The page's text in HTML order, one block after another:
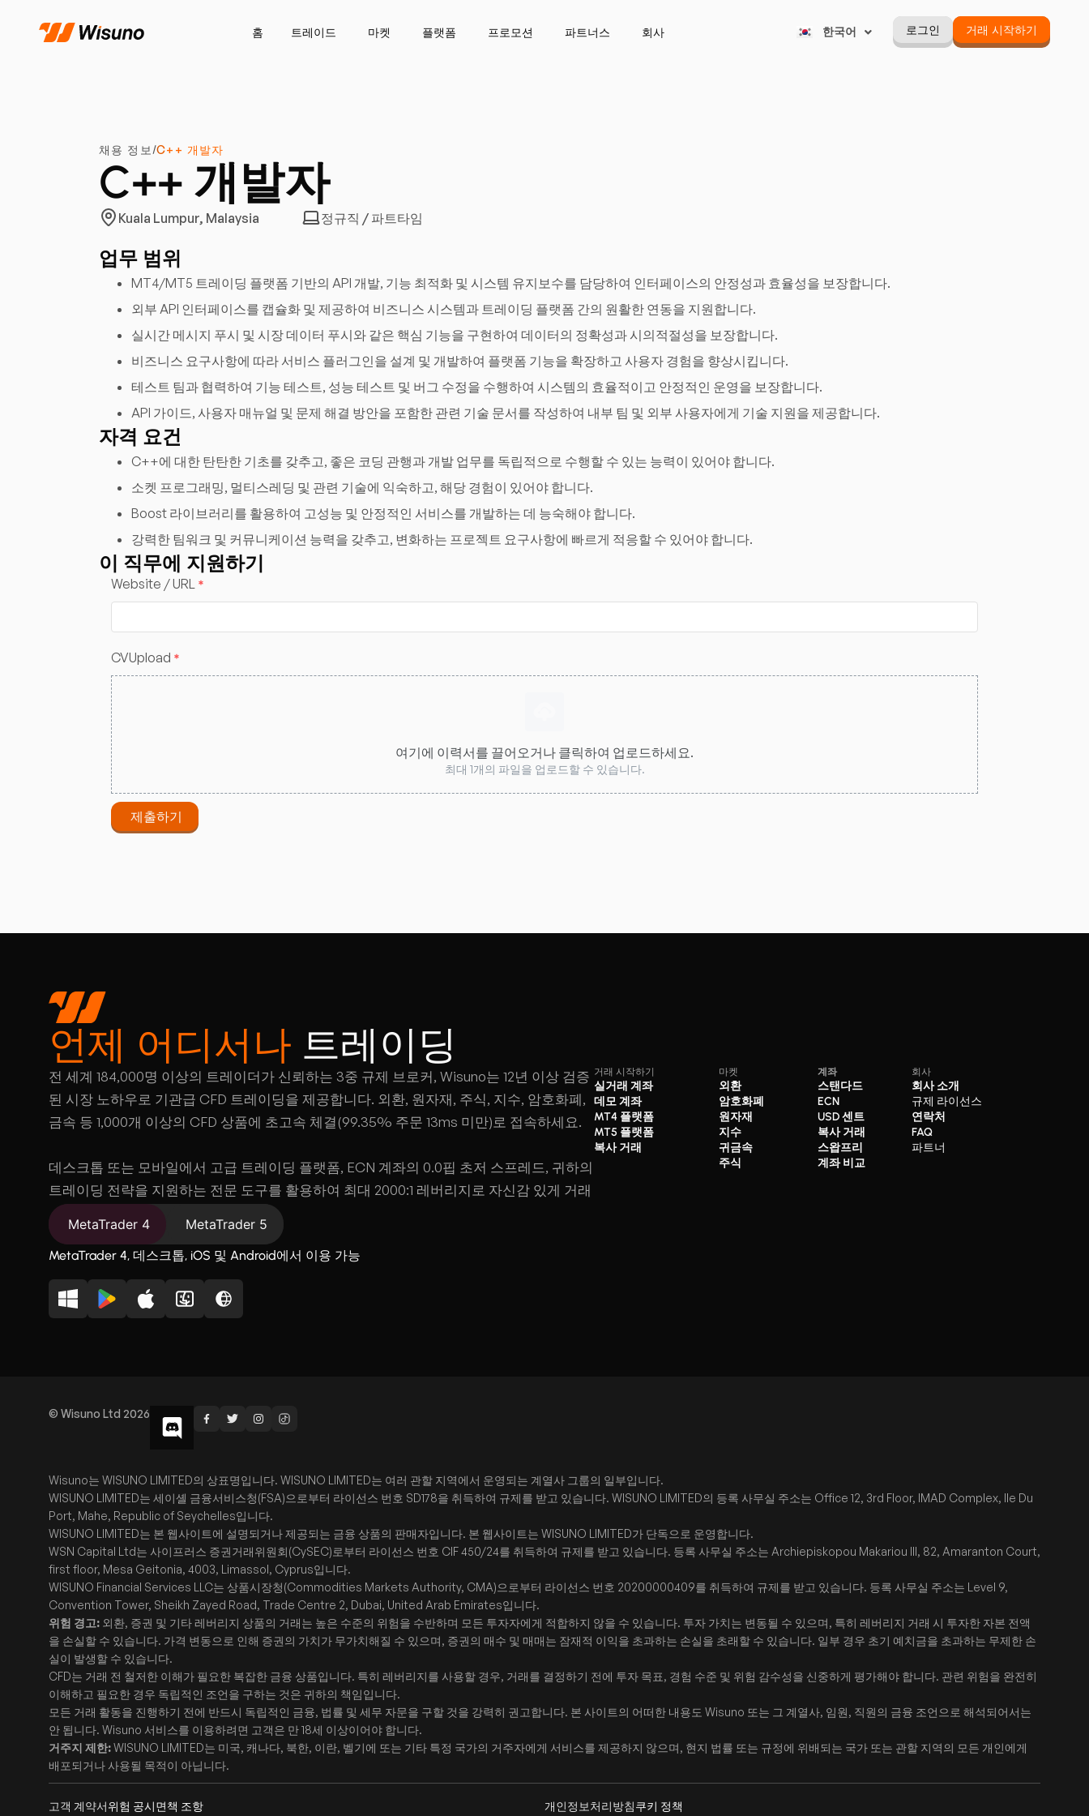
홈 트레이드 마켓 플랫폼 프로모션 파트너스 회사 한국어
Português
로그인 거래 시작하기
채용 정보 /C++ 개발자
C++ 개발자
Kuala Lumpur, Malaysia 정규직 / 파트타임
업무 범위
MT4/MT5 트레이딩 플랫폼 기반의 API 개발, 기능 최적화 및 시스템 유지보수를 담당하여 인터페이스의 안정성과 효율성을 보장합니다.
외부 API 인터페이스를 캡슐화 및 제공하여 비즈니스 시스템과 트레이딩 플랫폼 간의 원활한 연동을 지원합니다.
실시간 메시지 푸시 및 시장 데이터 푸시와 같은 핵심 기능을 구현하여 데이터의 정확성과 시의적절성을 보장합니다.
비즈니스 요구사항에 따라 서비스 플러그인을 설계 및 개발하여 플랫폼 기능을 확장하고 사용자 경험을 향상시킵니다.
테스트 팀과 협력하여 기능 테스트, 성능 테스트 및 버그 수정을 수행하여 시스템의 효율적이고 안정적인 운영을 보장합니다.
API 가이드, 사용자 매뉴얼 및 문제 해결 방안을 포함한 관련 기술 문서를 작성하여 내부 팀 및 외부 사용자에게 기술 지원을 제공합니다.
자격 요건
C++에 대한 탄탄한 기초를 갖추고, 좋은 코딩 관행과 개발 업무를 독립적으로 수행할 수 있는 능력이 있어야 합니다.
소켓 프로그래밍, 멀티스레딩 및 관련 기술에 익숙하고, 해당 경험이 있어야 합니다.
Boost 라이브러리를 활용하여 고성능 및 안정적인 서비스를 개발하는 데 능숙해야 합니다.
강력한 팀워크 및 커뮤니케이션 능력을 갖추고, 변화하는 프로젝트 요구사항에 빠르게 적응할 수 있어야 합니다.
이 직무에 지원하기
Website / URL *
CVUpload *
여기에 이력서를 끌어오거나 클릭하여 업로드하세요.
최대 1개의 파일을 업로드할 수 있습니다.
제출하기
언제 어디서나 트레이딩
전 세계 184,000명 이상의 트레이더가 신뢰하는 3중 규제 브로커, Wisuno는 12년 이상 검증
된 시장 노하우로 기관급 CFD 트레이딩을 제공합니다. 외환, 원자재, 주식, 지수, 암호화폐,
금속 등 1,000개 이상의 CFD 상품에 초고속 체결(99.35% 주문 13ms 미만)로 접속하세요.
데스크톱 또는 모바일에서 고급 트레이딩 플랫폼, ECN 계좌의 0.0핍 초저 스프레드, 귀하의
트레이딩 전략을 지원하는 전문 도구를 활용하여 최대 2000:1 레버리지로 자신감 있게 거래
하십시오.
거래 시작하기
실거래 계좌
데모 계좌
MT4 플랫폼
MT5 플랫폼
복사 거래
마켓
외환
암호화폐
원자재
지수
귀금속
주식
계좌
스탠다드
ECN
USD 센트
복사 거래
스왑프리
계좌 비교
회사
회사 소개
규제 라이선스
연락처
FAQ
파트너
MetaTrader 4 MetaTrader 5
MetaTrader 4, 데스크톱, iOS 및 Android에서 이용 가능
© Wisuno Ltd 2026
Wisuno는 WISUNO LIMITED의 상표명입니다. WISUNO LIMITED는 여러 관할 지역에서 운영되는 계열사 그룹의 일부입니다.
WISUNO LIMITED는 세이셸 금융서비스청(FSA)으로부터 라이선스 번호 SD178을 취득하여 규제를 받고 있습니다. WISUNO LIMITED의 등록 사무실 주소는 Office 12, 3rd Floor, IMAD Complex, Ile Du
Port, Mahe, Republic of Seychelles입니다.
WISUNO LIMITED는 본 웹사이트에 설명되거나 제공되는 금융 상품의 판매자입니다. 본 웹사이트는 WISUNO LIMITED가 단독으로 운영합니다.
WSN Capital Ltd는 사이프러스 증권거래위원회(CySEC)로부터 라이선스 번호 CIF 450/24를 취득하여 규제를 받고 있습니다. 등록 사무실 주소는 Archiepiskopou Makariou III, 82, Amaranton Court,
first floor, Mesa Geitonia, 4003, Limassol, Cyprus입니다.
WISUNO Financial Services LLC는 상품시장청(Commodities Markets Authority, CMA)으로부터 라이선스 번호 20200000409를 취득하여 규제를 받고 있습니다. 등록 사무실 주소는 Level 9,
Convention Tower, Sheikh Zayed Road, Trade Centre 2, Dubai, United Arab Emirates입니다.
위험 경고: 외환, 증권 및 기타 레버리지 상품의 거래는 높은 수준의 위험을 수반하며 모든 투자자에게 적합하지 않을 수 있습니다. 투자 가치는 변동될 수 있으며, 특히 레버리지 거래 시 투자한 자본 전액
을 손실할 수 있습니다. 가격 변동으로 인해 증권의 가치가 무가치해질 수 있으며, 증권의 매수 및 매매는 잠재적 이익을 초과하는 손실을 초래할 수 있습니다. 일부 경우 초기 예치금을 초과하는 무제한 손
실이 발생할 수 있습니다.
CFD는 거래 전 철저한 이해가 필요한 복잡한 금융 상품입니다. 특히 레버리지를 사용할 경우, 거래를 결정하기 전에 투자 목표, 경험 수준 및 위험 감수성을 신중하게 평가해야 합니다. 관련 위험을 완전히
이해하고 필요한 경우 독립적인 조언을 구하는 것은 귀하의 책임입니다.
모든 거래 활동을 진행하기 전에 반드시 독립적인 금융, 법률 및 세무 자문을 구할 것을 강력히 권고합니다. 본 사이트의 어떠한 내용도 Wisuno 또는 그 계열사, 임원, 직원의 금융 조언으로 해석되어서는
안 됩니다. Wisuno 서비스를 이용하려면 고객은 만 18세 이상이어야 합니다.
거주지 제한:WISUNO LIMITED는 미국, 캐나다, 북한, 이란, 벨기에 또는 기타 특정 국가의 거주자에게 서비스를 제공하지 않으며, 현지 법률 또는 규정에 위배되는 국가 또는 관할 지역의 모든 개인에게
배포되거나 사용될 목적이 아닙니다.
고객 계약서위험 공시면책 조항 개인정보처리방침쿠키 정책